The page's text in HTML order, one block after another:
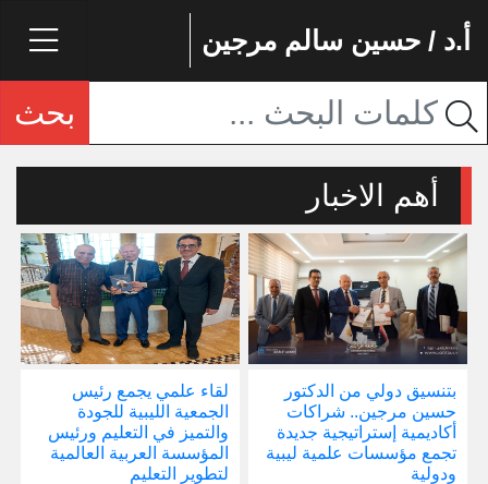
أ.د / حسين سالم مرجين
بحث
أهم الاخبار
بتنسيق دولي من الدكتور
حسين مرجين.. شراكات
أكاديمية إستراتيجية جديدة
تجمع مؤسسات علمية ليبية
ودولية
لقاء علمي يجمع رئيس
الجمعية الليبية للجودة
والتميز في التعليم ورئيس
المؤسسة العربية العالمية
لتطوير التعليم